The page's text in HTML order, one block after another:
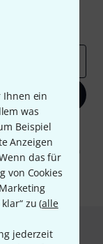
Ihnen ein
was
Beispiel
Anzeigen
das für
von Cookies
zu (alle
jederzeit
von E-Mail-
zu. Die
finden Sie in
.